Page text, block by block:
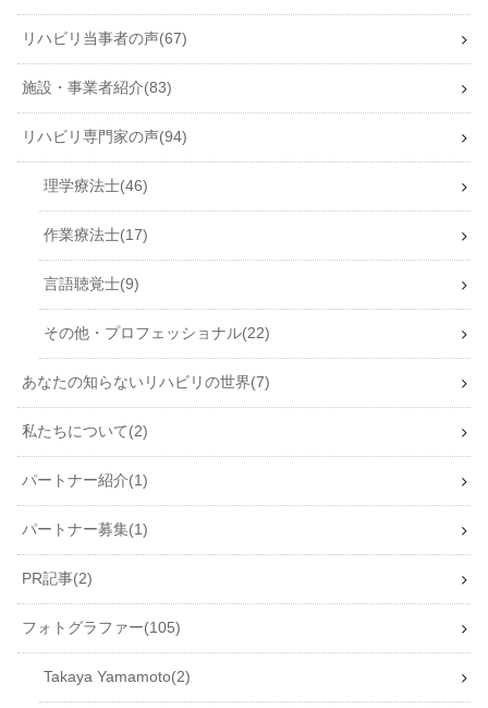
リハビリ当事者の声 67
施設・事業者紹介 83
リハビリ専門家の声 94
理学療法士 46
作業療法士 17
言語聴覚士 9
その他・プロフェッショナル 22
あなたの知らないリハビリの世界 7
私たちについて 2
パートナー紹介 1
パートナー募集 1
PR記事 2
フォトグラファー 105
Takaya Yamamoto 2